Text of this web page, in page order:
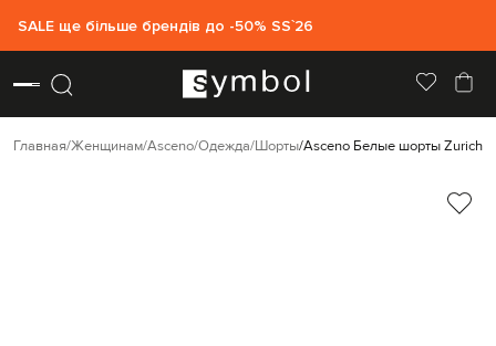
SALE ще більше брендів до -50% SS`26
Главная Женщинам Asceno Одежда Шорты Asceno Белые шорты Zurich